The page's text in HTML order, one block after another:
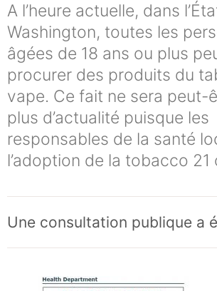
A l’heure actuelle, dans
Washington, toutes les
âgées de 18 ans ou plus
procurer des produits du
vape. Ce fait ne sera peut-
plus d’actualité puisque les
responsables de la santé
l’adoption de la tobacco 21
Une consultation publique a